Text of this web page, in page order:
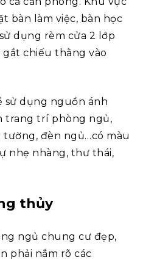
bàn làm việc, bàn học
dụng rèm cửa 2 lớp
chiếu thằng vào
sử dụng nguồn ánh
trang trí phòng ngủ,
đèn ngủ…có màu
nhẹ nhàng, thư thái,
thủy
ngủ chung cư đẹp,
phải nắm rõ các